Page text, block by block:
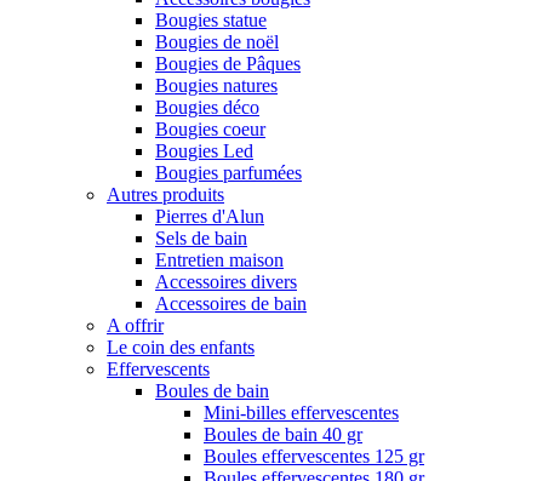
Bougies statue
Bougies de noël
Bougies de Pâques
Bougies natures
Bougies déco
Bougies coeur
Bougies Led
Bougies parfumées
Autres produits
Pierres d'Alun
Sels de bain
Entretien maison
Accessoires divers
Accessoires de bain
A offrir
Le coin des enfants
Effervescents
Boules de bain
Mini-billes effervescentes
Boules de bain 40 gr
Boules effervescentes 125 gr